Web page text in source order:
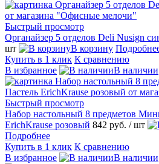
Быстрый просмотр
Органайзер 5 отделов Deli Nusign
шт
В корзину
Купить в 1 клик К сравнению
В избранное
В наличии
Быстрый просмотр
Набор настольный 8 предметов
ErichKrause розовый 842 руб. / шт
Подробнее
Купить в 1 клик К сравнению
В избранное
В наличии